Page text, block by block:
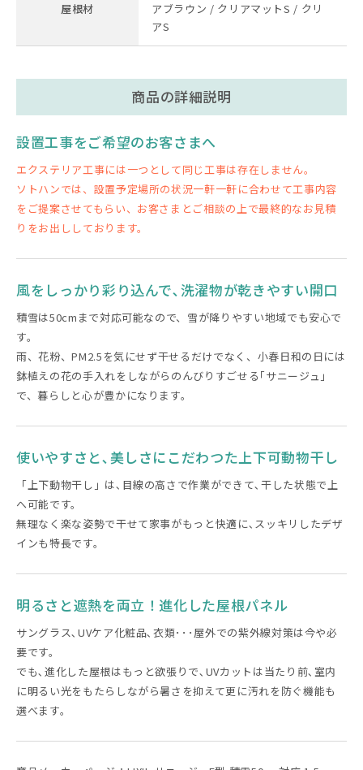
屋根材
アブラウン / クリアマットS / クリ
アS
商品の詳細説明
設置工事をご希望のお客さまへ
エクステリア工事には一つとして同じ工事は存在しません。
ソトハンでは、設置予定場所の状況一軒一軒に合わせて工事内容
をご提案させてもらい、お客さまとご相談の上で最終的なお見積
りをお出ししております。
風をしっかり彩り込んで､洗濯物が乾きやすい開口
積雪は50cmまで対応可能なので、雪が降りやすい地域でも安心で
す。
雨、花粉、PM2.5を気にせず干せるだけでなく、小春日和の日には
鉢植えの花の手入れをしながらのんびりすごせる｢サニージュ｣
で、暮らしと心が豊かになります。
使いやすさと､美しさにこだわつた上下可動物干し
「上下動物干し」は､目線の高さで作業ができて､干した状態で上
へ可能です。
無理なく楽な姿勢で干せて家事がもっと快適に､スッキリしたデザ
インも特長です。
明るさと遮熱を両立！進化した屋根パネル
サングラス､UVケア化粧品､衣類･･･屋外での紫外線対策は今や必
要です。
でも､進化した屋根はもっと欲張りで､UVカットは当たり前､室内
に明るい光をもたらしながら暑さを抑えて更に汚れを防ぐ機能も
選べます。